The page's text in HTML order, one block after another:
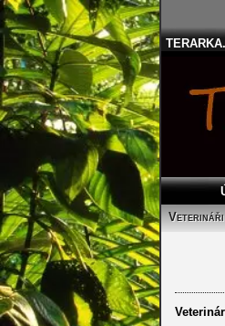
Veterináři